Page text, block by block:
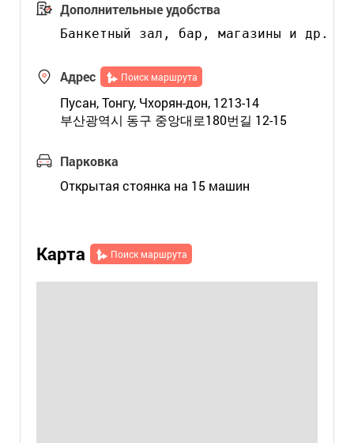
Дополнительные удобства
Адрес Поиск маршрута
Пусан, Тонгу, Чхорян-дон, 1213-14
부산광역시 동구 중앙대로180번길 12-15
Парковка
Открытая стоянка на 15 машин
Карта Поиск маршрута